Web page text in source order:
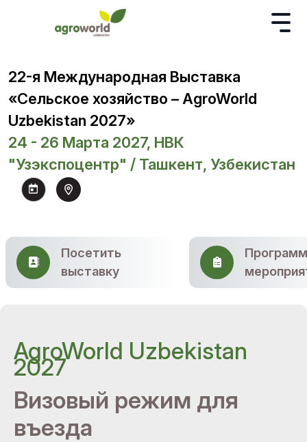
22-я Международная Выставка
«Сельское хозяйство – AgroWorld
Uzbekistan 2027»
24 - 26 Марта 2027, НВК
"Узэкспоцентр" / Ташкент, Узбекистан
Посетить
выставку
AgroWorld Uzbekistan
2027
Визовый режим для
въезда